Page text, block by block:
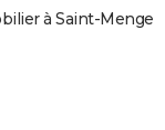
à Saint-Menge